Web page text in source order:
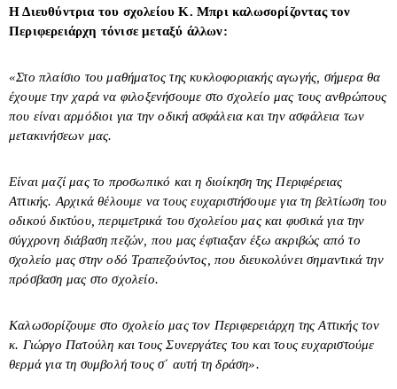
Η Διευθύντρια του σχολείου Κ. Μπρι καλωσορίζοντας τον
Περιφερειάρχη τόνισε μεταξύ άλλων:
«Στο πλαίσιο του μαθήματος της κυκλοφοριακής αγωγής, σήμερα θα
έχουμε την χαρά να φιλοξενήσουμε στο σχολείο μας τους ανθρώπους
που είναι αρμόδιοι για την οδική ασφάλεια και την ασφάλεια των
μετακινήσεων μας.
Είναι μαζί μας το προσωπικό και η διοίκηση της Περιφέρειας
Αττικής. Αρχικά θέλουμε να τους ευχαριστήσουμε για τη βελτίωση του
οδικού δικτύου, περιμετρικά του σχολείου μας και φυσικά για την
σύγχρονη διάβαση πεζών, που μας έφτιαξαν έξω ακριβώς από το
σχολείο μας στην οδό Τραπεζούντος, που διευκολύνει σημαντικά την
πρόσβαση μας στο σχολείο.
Καλωσορίζουμε στο σχολείο μας τον Περιφερειάρχη της Αττικής τον
κ. Γιώργο Πατούλη και τους Συνεργάτες του και τους ευχαριστούμε
θερμά για τη συμβολή τους σ΄ αυτή τη δράση».